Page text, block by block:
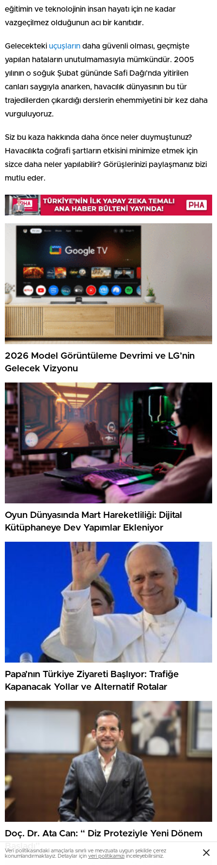
eğitimin ve teknolojinin insan hayatı için ne kadar
vazgeçilmez olduğunun acı bir kanıtıdır.
Gelecekteki uçuşların daha güvenli olması, geçmişte
yapılan hataların unutulmamasıyla mümkündür. 2005
yılının o soğuk Şubat gününde Safi Dağı’nda yitirilen
canları saygıyla anarken, havacılık dünyasının bu tür
trajedilerden çıkardığı derslerin ehemmiyetini bir kez daha
vurguluyoruz.
Siz bu kaza hakkında daha önce neler duymuştunuz?
Havacılıkta coğrafi şartların etkisini minimize etmek için
sizce daha neler yapılabilir? Görüşlerinizi paylaşmanız bizi
mutlu eder.
2026 Model Görüntüleme Devrimi ve LG’nin
Gelecek Vizyonu
Oyun Dünyasında Mart Hareketliliği: Dijital
Kütüphaneye Dev Yapımlar Ekleniyor
Papa’nın Türkiye Ziyareti Başlıyor: Trafiğe
Kapanacak Yollar ve Alternatif Rotalar
Doç. Dr. Ata Can: “ Diz Proteziyle Yeni Dönem
Başladı”
Veri politikasındaki amaçlarla sınırlı ve mevzuata uygun şekilde çerez
konumlandırmaktayız. Detaylar için veri politikamızı inceleyebilirsiniz.